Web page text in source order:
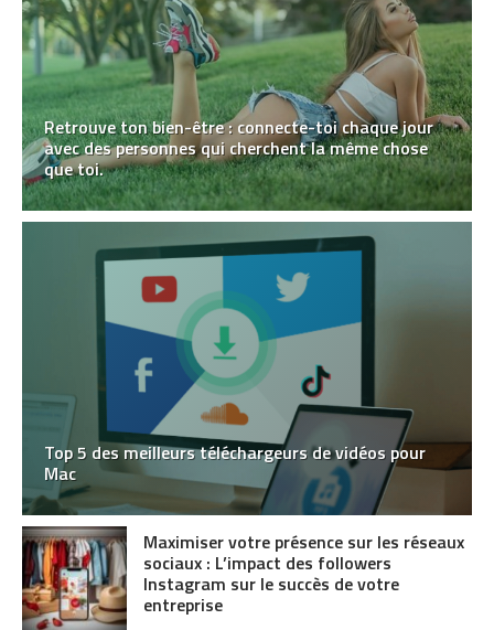
Retrouve ton bien-être : connecte-toi chaque jour
avec des personnes qui cherchent la même chose
que toi.
Top 5 des meilleurs téléchargeurs de vidéos pour
Mac
Maximiser votre présence sur les réseaux
sociaux : L’impact des followers
Instagram sur le succès de votre
entreprise